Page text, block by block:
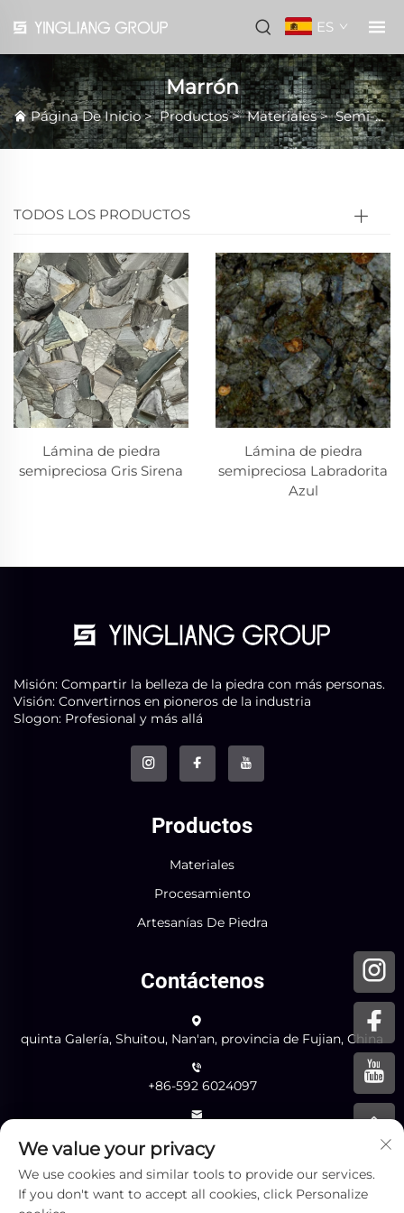
ES
Marrón
Página De Inicio>Productos>Materiales>Semi-Precioso
TODOS LOS PRODUCTOS
Lámina de piedra
semipreciosa Gris Sirena
Lámina de piedra
semipreciosa Labradorita
Azul
Misión: Compartir la belleza de la piedra con más personas.
Visión: Convertirnos en pioneros de la industria
Slogon: Profesional y más allá
Productos
Materiales
Procesamiento
Artesanías De Piedra
Contáctenos
quinta Galería, Shuitou, Nan'an, provincia de Fujian, China
+86-592 6024097
Enviar
We value your privacy
We use cookies and similar tools to provide our services.
If you don't want to accept all cookies, click Personalize